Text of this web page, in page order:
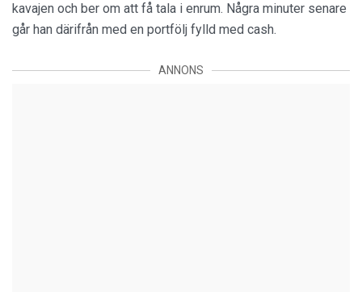
kavajen och ber om att få tala i enrum. Några minuter senare
går han därifrån med en portfölj fylld med cash.
ANNONS